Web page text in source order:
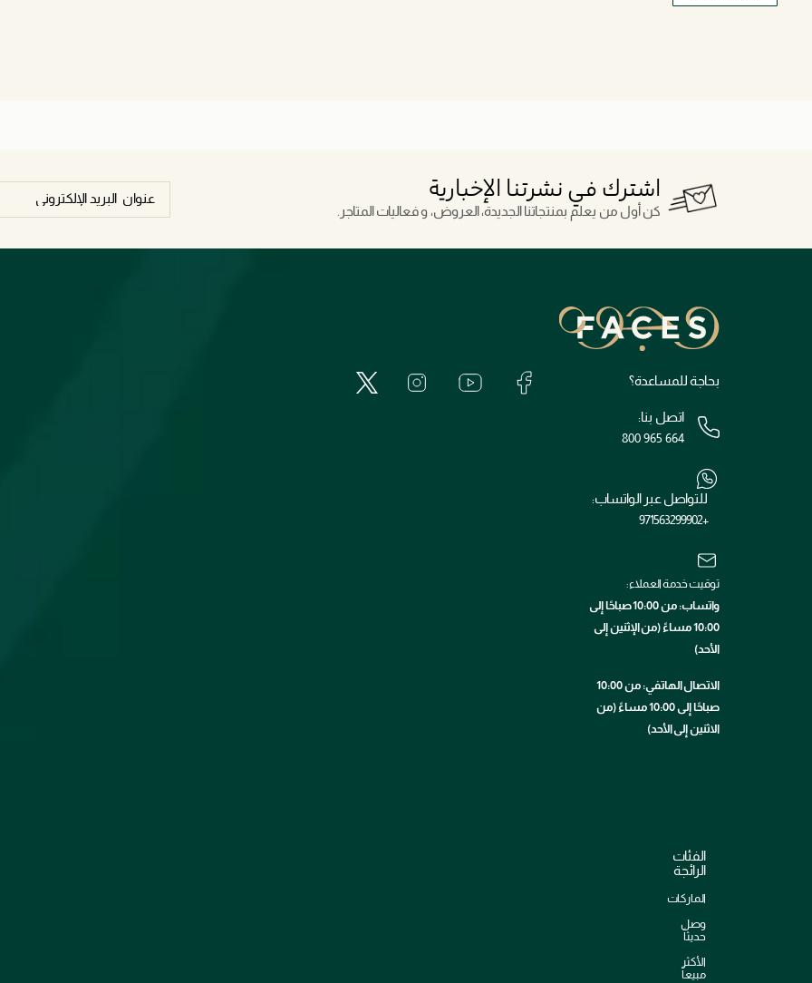
اشترك في نشرتنا الإخبارية
كن أول من يعلم بمنتجاتنا الجديدة، العروض، و فعاليات المتاجر.
بحاجة للمساعدة؟
اتصل بنا:
800 965 664
للتواصل عبر الواتساب:
+971563299902
توقيت خدمة العملاء:
واتساب: من 10:00 صباحًا إلى
10:00 مساءً (من الإثنين إلى
الأحد)
الاتصال الهاتفي: من 10:00
صباحًا إلى 10:00 مساءً (من
الاثنين إلى الأحد)
الفئات
الرائجة
الماركات
وصل
حديثاً
الأكثر
مبيعاً